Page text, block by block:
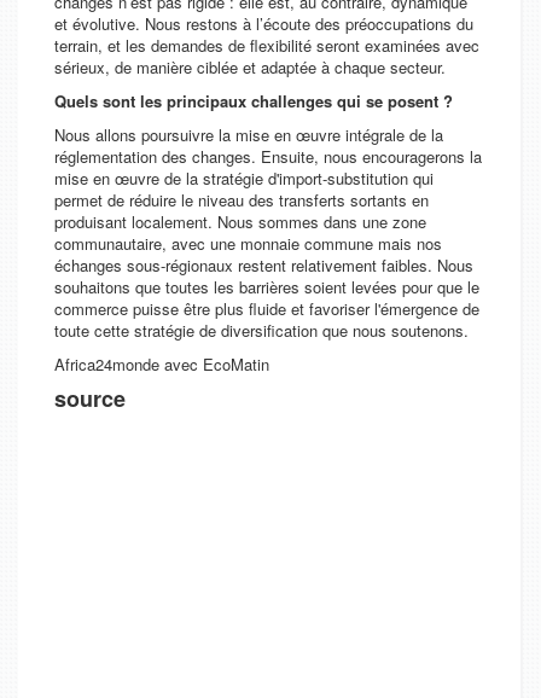
et évolutive. Nous restons à l’écoute des préoccupations du
terrain, et les demandes de flexibilité seront examinées avec
sérieux, de manière ciblée et adaptée à chaque secteur.
Quels sont les principaux challenges qui se posent ?
Nous allons poursuivre la mise en œuvre intégrale de la
réglementation des changes. Ensuite, nous encouragerons la
mise en œuvre de la stratégie d'import-substitution qui
permet de réduire le niveau des transferts sortants en
produisant localement. Nous sommes dans une zone
communautaire, avec une monnaie commune mais nos
échanges sous-régionaux restent relativement faibles. Nous
souhaitons que toutes les barrières soient levées pour que le
commerce puisse être plus fluide et favoriser l'émergence de
toute cette stratégie de diversification que nous soutenons.
Africa24monde avec EcoMatin
source